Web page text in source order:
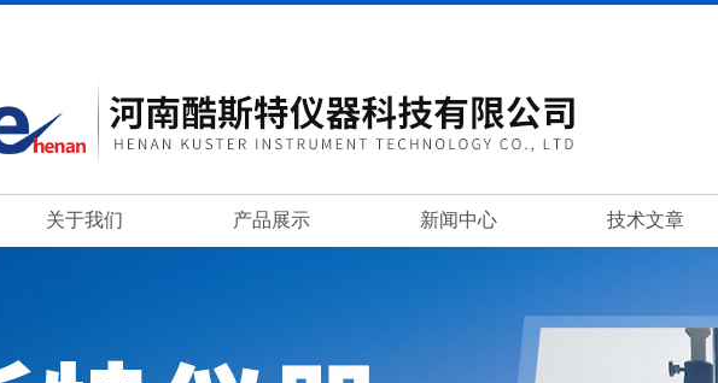
关于我们 产品展示 新闻中心 技术文章